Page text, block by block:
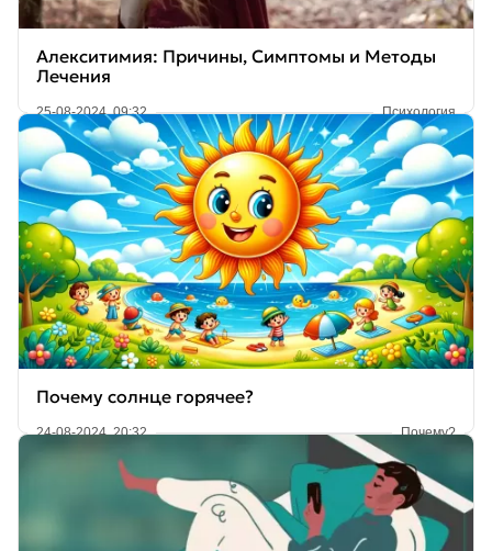
Алекситимия: Причины, Симптомы и Методы
Лечения
25-08-2024, 09:32 Психология
Почему солнце горячее?
24-08-2024, 20:32 Почему?